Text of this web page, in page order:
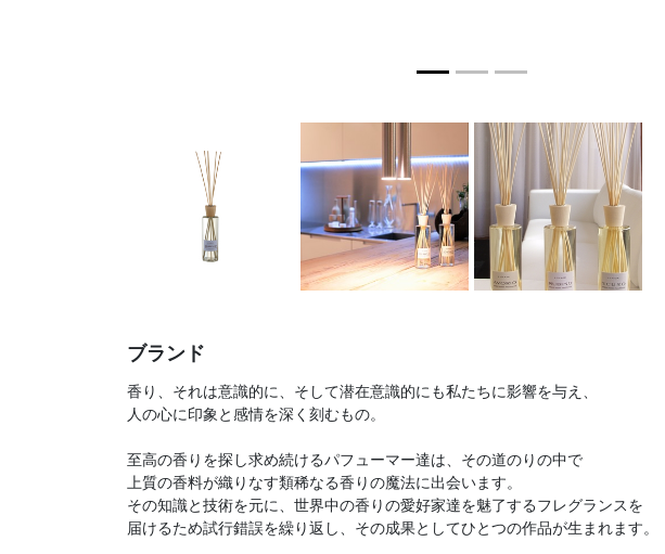
ブランド
香り、それは意識的に、そして潜在意識的にも私たちに影響を与え、
人の心に印象と感情を深く刻むもの。
至高の香りを探し求め続けるパフューマー達は、その道のりの中で
上質の香料が織りなす類稀なる香りの魔法に出会います。
その知識と技術を元に、世界中の香りの愛好家達を魅了するフレグランスを
届けるため試行錯誤を繰り返し、その成果としてひとつの作品が生まれます。